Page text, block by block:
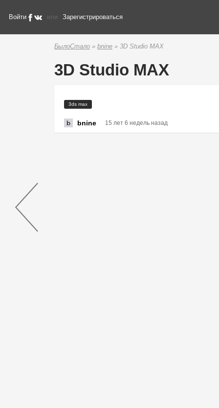
Войти или Зарегистрироваться
БылоСтало » bnine » 3D Studio MAX
3D Studio MAX
3ds max
bnine 15 лет 6 недель назад